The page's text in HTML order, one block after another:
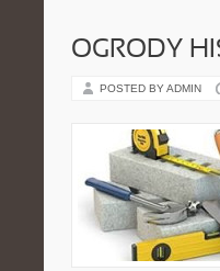
OGRODY
POSTED BY ADMIN